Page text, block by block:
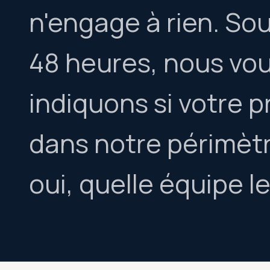
n'engage à rien.
48 heures, nous
indiquons si votre
dans notre
oui, quelle équipe